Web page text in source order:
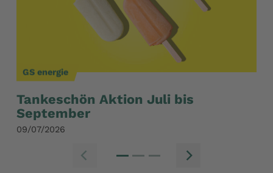
GS energie
Tankeschön Aktion Juli bis
September
09/07/2026